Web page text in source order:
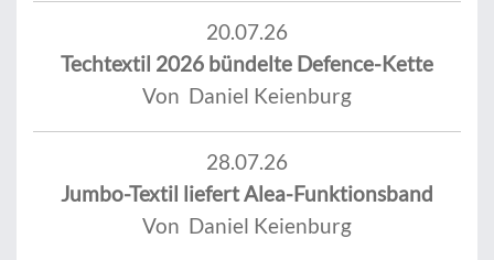
20.07.26
Techtextil 2026 bündelte Defence-Kette
Von Daniel Keienburg
28.07.26
Jumbo-Textil liefert Alea-Funktionsband
Von Daniel Keienburg